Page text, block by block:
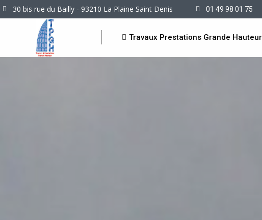
30 bis rue du Bailly - 93210 La Plaine Saint Denis 01 49 98 01 75
Travaux Prestations Grande Hauteur